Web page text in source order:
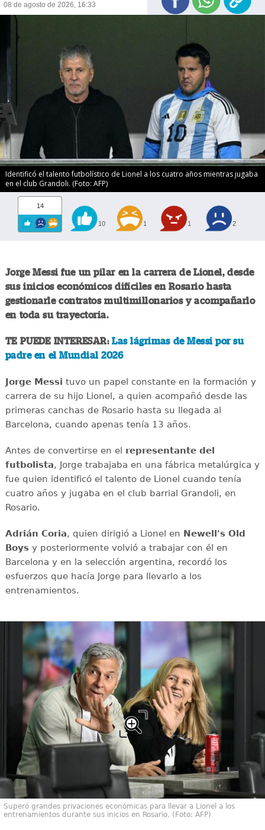
08 de agosto de 2026, 16:33
Identificó el talento futbolístico de Lionel a los cuatro años mientras jugaba
en el club Grandoli. (Foto: AFP)
14
10 1 1 2
Jorge Messi fue un pilar en la carrera de Lionel, desde
sus inicios económicos difíciles en Rosario hasta
gestionarle contratos multimillonarios y acompañarlo
en toda su trayectoria.
TE PUEDE INTERESAR:Las lágrimas de Messi por su
padre en el Mundial 2026
Jorge Messi tuvo un papel constante en la formación y
carrera de su hijo Lionel, a quien acompañó desde las
primeras canchas de Rosario hasta su llegada al
Barcelona, cuando apenas tenía 13 años.
Antes de convertirse en el representante del
futbolista, Jorge trabajaba en una fábrica metalúrgica y
fue quien identificó el talento de Lionel cuando tenía
cuatro años y jugaba en el club barrial Grandoli, en
Rosario.
Adrián Coria, quien dirigió a Lionel en Newell's Old
Boysy posteriormente volvió a trabajar con él en
Barcelona y en la selección argentina, recordó los
esfuerzos que hacía Jorge para llevarlo a los
entrenamientos.
Superó grandes privaciones económicas para llevar a Lionel a los
entrenamientos durante sus inicios en Rosario. (Foto: AFP)